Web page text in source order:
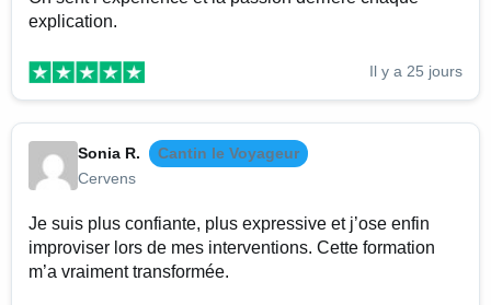
explication.
Il y a 25 jours
Sonia R.
Cantin le Voyageur
Cervens
Je suis plus confiante, plus expressive et j’ose enfin
improviser lors de mes interventions. Cette formation
m’a vraiment transformée.